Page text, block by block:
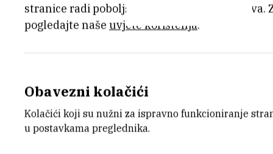
Recept iz labosa za materijale
visokih performansi po mjeri
prirode
stranice radi poboljšanja korisničkog iskustva.
pogledajte naše uvjete korištenja.
Obavezni kolačići
Kolačići koji su nužni za ispravno funkcioniranje
u postavkama preglednika.